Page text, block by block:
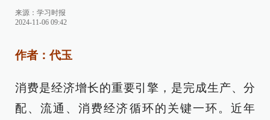
来源： 学习时报
2024-11-06 09:42
作者：代玉
消费是经济增长的重要引擎，是完成生产、分
配、流通、消费经济循环的关键一环。近年